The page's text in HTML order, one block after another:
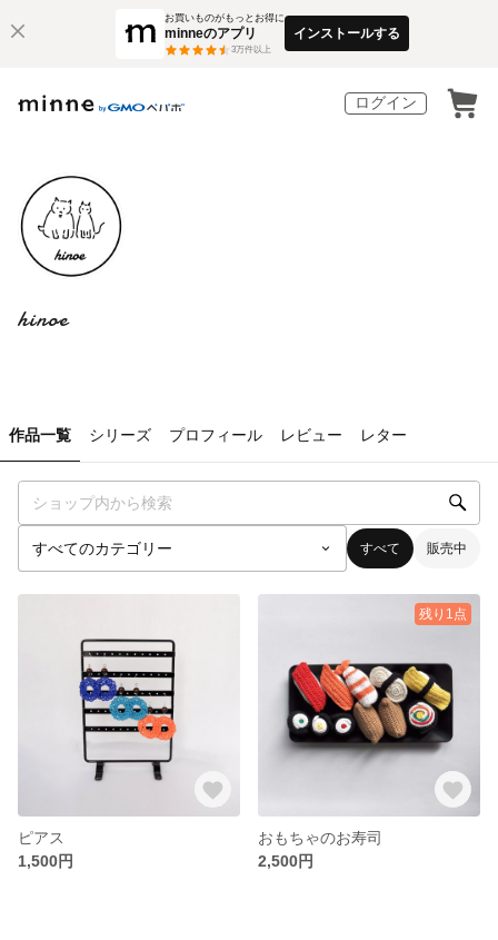
お買いものがもっとお得に
minneのアプリ
3万件以上
インストールする
ログイン
hinoe
作品一覧 シリーズ プロフィール レビュー レター
すべて 販売中
ピアス
1,500円
残り1点
おもちゃのお寿司
2,500円